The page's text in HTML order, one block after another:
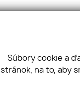
Súbory cookie a
stránok, na to, aby